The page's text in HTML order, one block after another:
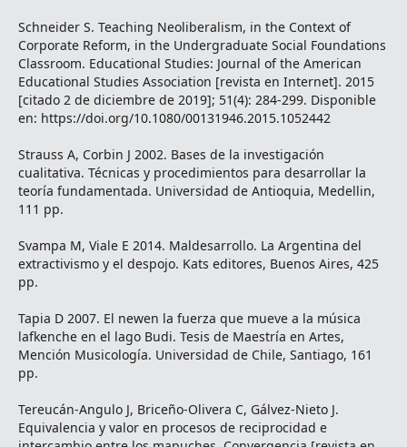
Schneider S. Teaching Neoliberalism, in the Context of
Corporate Reform, in the Undergraduate Social Foundations
Classroom. Educational Studies: Journal of the American
Educational Studies Association [revista en Internet]. 2015
[citado 2 de diciembre de 2019]; 51(4): 284-299. Disponible
en: https://doi.org/10.1080/00131946.2015.1052442
Strauss A, Corbin J 2002. Bases de la investigación
cualitativa. Técnicas y procedimientos para desarrollar la
teoría fundamentada. Universidad de Antioquia, Medellin,
111 pp.
Svampa M, Viale E 2014. Maldesarrollo. La Argentina del
extractivismo y el despojo. Kats editores, Buenos Aires, 425
pp.
Tapia D 2007. El newen la fuerza que mueve a la música
lafkenche en el lago Budi. Tesis de Maestría en Artes,
Mención Musicología. Universidad de Chile, Santiago, 161
pp.
Tereucán-Angulo J, Briceño-Olivera C, Gálvez-Nieto J.
Equivalencia y valor en procesos de reciprocidad e